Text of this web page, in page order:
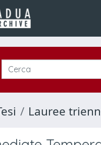
Lauree